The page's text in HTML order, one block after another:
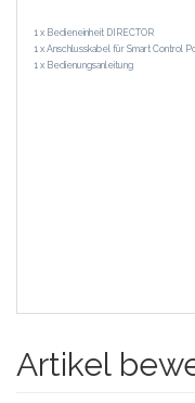
1 x Bedieneinheit DIRECTOR
1 x Anschlusskabel für Smart Control
1 x Bedienungsanleitung
Artikel